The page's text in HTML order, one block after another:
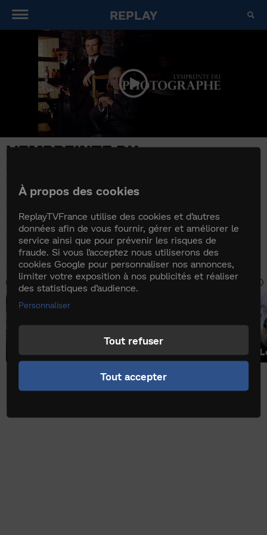
REPLAY
L'EMPREINTE DU
repêchés dans la Tamise. Arthur Conan Doyle et le
Dr Bell enquêtent et découvrent un monde
dangereux de médiums et de voyants.
Similaires
55 jours 55 jours 55 jours 86 jours
À propos des cookies
ReplayTVFrance utilise des cookies et d’autres
données afin de vous fournir, gérer et améliorer le
service ainsi que pour prévenir les risques de
fraude. Si vous l’acceptez nous utiliserons des
cookies Google pour personnaliser nos annonces,
limiter votre exposition à nos publicités et réaliser
des statistiques d’audience.
Personnaliser
Tout refuser
Tout accepter